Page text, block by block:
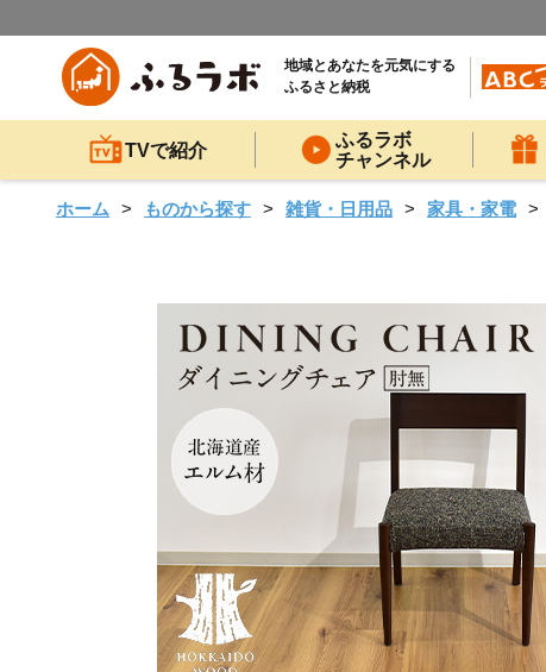
地域とあなたを元気にする
ふるさと納税
TVで紹介
ふるラボ
チャンネル
ホーム ものから探す 雑貨・日用品 家具・家電